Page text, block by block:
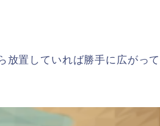
放置していれば勝手に広がって